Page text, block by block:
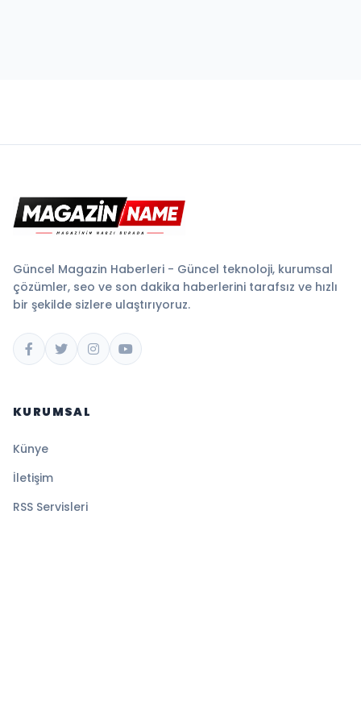
Güncel Magazin Haberleri - Güncel teknoloji, kurumsal
çözümler, seo ve son dakika haberlerini tarafsız ve hızlı
bir şekilde sizlere ulaştırıyoruz.
KURUMSAL
Künye
İletişim
RSS Servisleri